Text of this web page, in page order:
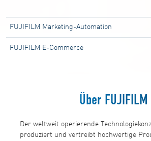
FUJIFILM E-Commerce
FUJIFILM Marketing-Automation
Über FUJIFILM
Der weltweit operierende
produziert und vertreibt hochwertige